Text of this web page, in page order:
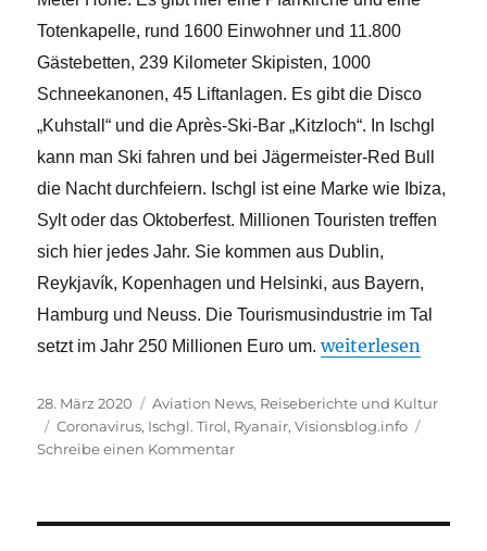
Totenkapelle, rund 1600 Einwohner und 11.800
Gästebetten, 239 Kilometer Skipisten, 1000
Schneekanonen, 45 Liftanlagen. Es gibt die Disco
„Kuhstall“ und die Après-Ski-Bar „Kitzloch“. In Ischgl
kann man Ski fahren und bei Jägermeister-Red Bull
die Nacht durchfeiern. Ischgl ist eine Marke wie Ibiza,
Sylt oder das Oktoberfest. Millionen Touristen treffen
sich hier jedes Jahr. Sie kommen aus Dublin,
Reykjavík, Kopenhagen und Helsinki, aus Bayern,
Hamburg und Neuss. Die Tourismusindustrie im Tal
setzt im Jahr 250 Millionen Euro um. „Das Ischgl-
weiterlesen
Veröffentlicht
am
28. März 2020 Kategorien
Aviation News, Reiseberichte und Kultur
Schlagwörter
Coronavirus, Ischgl. Tirol, Ryanair,Visionsblog.info
Schreibe einen Kommentarzu